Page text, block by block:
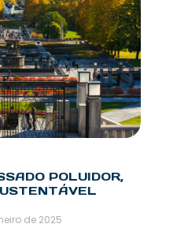
POLUIDOR,
de 2025